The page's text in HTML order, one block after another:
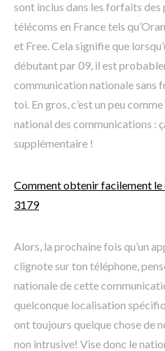
sont inclus dans les forfaits
télécoms en France tels
et Free. Cela signifie que
débutant par 09, il est
communication nationale sans
toi. En gros, c’est un peu
national des communications :
supplémentaire !
Comment obtenir facilement le
3179
Alors, la prochaine fois qu’un
clignote sur ton téléphone,
nationale de cette
quelconque localisation
ont toujours quelque chose de
non intrusive! Vise donc le